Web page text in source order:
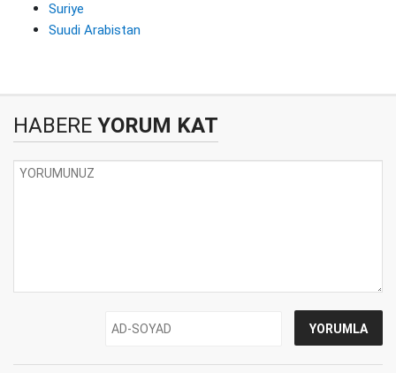
Suriye
Suudi Arabistan
HABERE YORUM KAT